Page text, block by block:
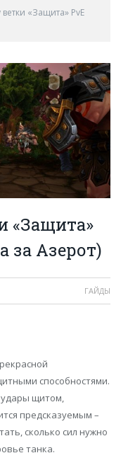
«Защита» PvE
«Защита»
за Азерот)
ГАЙДЫ
способностями.
щитом,
предсказуемым –
сколько сил нужно
танка.